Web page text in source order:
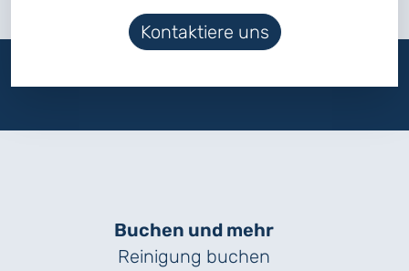
Kontaktiere uns
Buchen und mehr
Reinigung buchen